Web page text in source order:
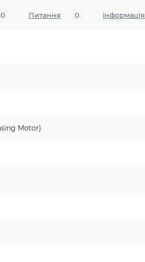
0 Питання 0 Iнформація
Motor)